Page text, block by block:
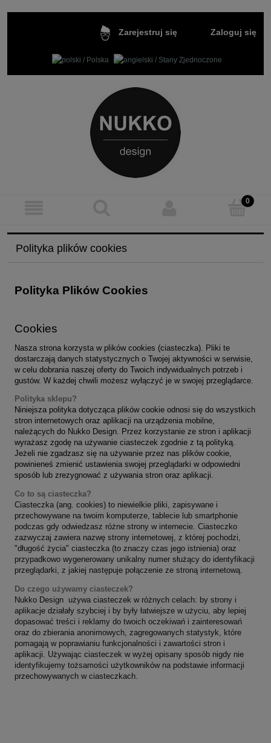
Zarejestruj się Zaloguj się
Polityka plików cookies
Polityka Plików Cookies
Cookies
Nasza strona korzysta w plików cookies (ciasteczka). Pliki te
dostarczają danych statystycznych o Twojej aktywności w serwisie,
w celu dobrania naszej oferty do Twoich indywidualnych potrzeb i
gustów. W każdej chwili możesz wyłączyć je w swojej przeglądarce.
Polityka sklepu?
Niniejsza polityka dotycząca plików cookie odnosi się do wszystkich
stron internetowych oraz aplikacji na urządzenia mobilne,
należących do Nukko Design.
Przez korzystanie ze stron i aplikacji
wyrażasz zgodę na używanie ciasteczek zgodnie z tą polityką.
Jeżeli nie zgadzasz się na używanie przez nas plików cookie,
powinieneś zmienić ustawienia swojej przeglądarki w odpowiedni
sposób lub zrezygnować z używania stron oraz aplikacji.
Co to są ciasteczka?
Ciasteczka (ang. cookies) to niewielkie pliki, zapisywane i
przechowywane na twoim komputerze, tablecie lub smartphonie
podczas gdy odwiedzasz różne strony w internecie. Ciasteczko
zazwyczaj zawiera nazwę strony internetowej, z której pochodzi,
"długość życia" ciasteczka (to znaczy czas jego istnienia) oraz
przypadkowo wygenerowany unikalny numer służący do identyfikacji
przeglądarki, z jakiej następuje połączenie ze stroną internetową.
Do czego używamy ciasteczek?
Nukko Design używa ciasteczek w różnych celach: by strony i
aplikacje działały szybciej i by były łatwiejsze w użyciu, aby lepiej
dopasować treści i reklamy do twoich oczekiwań i zainteresowań
oraz do zbierania anonimowych, zagregowanych statystyk, które
pomagają w poprawianiu funkcjonalności i zawartości stron i
aplikacji. Używając ciasteczek w wyżej opisany sposób nigdy nie
identyfikujemy tożsamości użytkowników na podstawie informacji
przechowywanych w ciasteczkach.